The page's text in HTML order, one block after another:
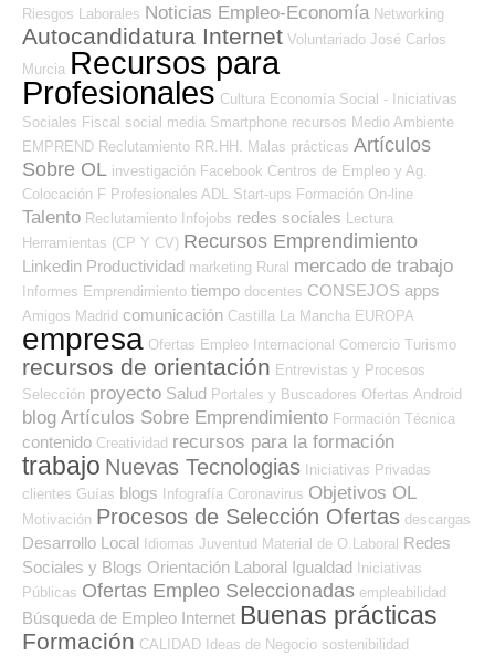
Riesgos Laborales Noticias Empleo-Economía Networking
Autocandidatura Internet Voluntariado José Carlos
Murcia Recursos para
Profesionales Cultura Economía Social - Iniciativas
Sociales Fiscal social media Smartphone recursos Medio Ambiente
EMPREND Reclutamiento RR.HH. Malas prácticas Artículos
Sobre OL investigación Facebook Centros de Empleo y Ag.
Colocación F Profesionales ADL Start-ups Formación On-line
Talento Reclutamiento Infojobs redes sociales
Lectura
Herramientas (CP Y CV) Recursos Emprendimiento
Linkedin Productividad marketing Rural mercado de trabajo
Informes Emprendimiento tiempo docentes CONSEJOS apps
Amigos Madrid comunicación Castilla La Mancha EUROPA
empresa Ofertas Empleo Internacional Comercio Turismo
recursos de orientación Entrevistas y Procesos
Selección proyecto Salud Portales y Buscadores Ofertas Android
blog Artículos Sobre Emprendimiento Formación Técnica
contenido Creatividad recursos para la formación
trabajo Nuevas Tecnologias Iniciativas Privadas
clientes Guías blogs Infografía Coronavirus Objetivos OL
Motivación Procesos de Selección Ofertas descargas
Desarrollo Local Idiomas Juventud Material de O.Laboral Redes
Sociales y Blogs Orientación Laboral Igualdad Iniciativas
Públicas Ofertas Empleo Seleccionadas empleabilidad
Búsqueda de Empleo Internet Buenas prácticas
Formación CALIDAD Ideas de Negocio sostenibilidad